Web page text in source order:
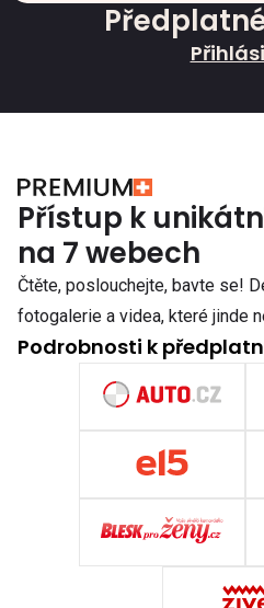
Přístup k
na 7 webech
Čtěte, poslouchejte, bavte se!
fotogalerie a videa, které jinde
Podrobnosti k